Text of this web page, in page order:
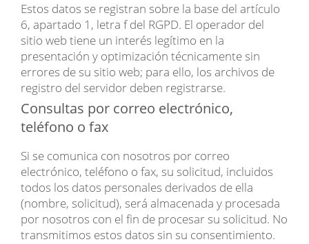
Estos datos se registran sobre la base del artículo
6, apartado 1, letra f del RGPD. El operador del
sitio web tiene un interés legítimo en la
presentación y optimización técnicamente sin
errores de su sitio web; para ello, los archivos de
registro del servidor deben registrarse.
Consultas por correo electrónico,
teléfono o fax
Si se comunica con nosotros por correo
electrónico, teléfono o fax, su solicitud, incluidos
todos los datos personales derivados de ella
(nombre, solicitud), será almacenada y procesada
por nosotros con el fin de procesar su solicitud. No
transmitimos estos datos sin su consentimiento.